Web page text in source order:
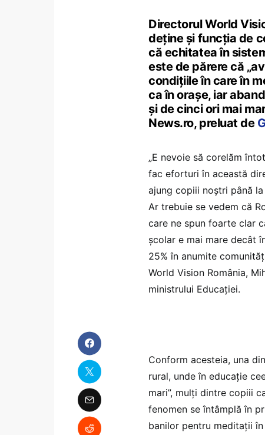
Directorul World
deţine şi funcţia de
că echitatea în
este de părere că
condiţiile în care în
ca în oraşe, iar
şi de cinci ori mai
News.ro, preluat de
„E nevoie să corelăm
fac eforturi în această
ajung copiii noştri până
Ar trebuie se vedem că
care ne spun foarte clar
şcolar e mai mare decât
25% în anumite
World Vision România,
ministrului Educaţiei.
Conform acesteia, una
rural, unde în educaţie
mari”, mulţi dintre copiii
fenomen se întâmplă în
banilor pentru meditaţii